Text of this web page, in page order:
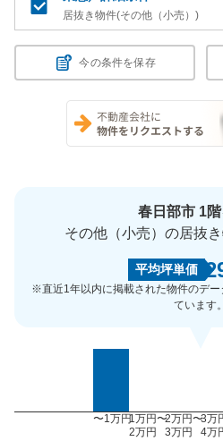
居抜き物件(その他（小売）)
今の条件を保存
春日部市 1階
その他（小売）の居抜
平均坪単価
※直近1年以内に掲載された物件のデー
ています。
〜1万円1万円〜
2万円
2万円〜
3万円
3万
4万